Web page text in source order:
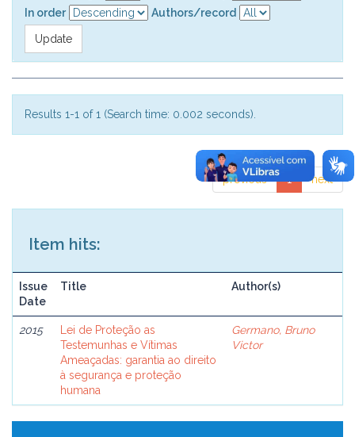
In order
Authors/record
Results 1-1 of 1 (Search time: 0.002 seconds).
previous 1 next
Item hits:
Issue
Date
Title Author(s)
2015
Lei de Proteção as
Testemunhas e Vítimas
Ameaçadas: garantia ao direito
à segurança e proteção
humana
Germano, Bruno
Victor